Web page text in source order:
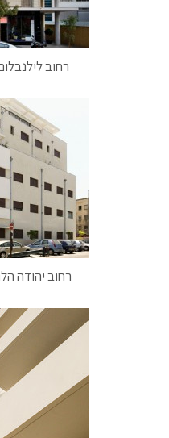
רחוב לילנבלום 30, תל אביב –
רחוב יהודה הלוי 14, תל אביב –